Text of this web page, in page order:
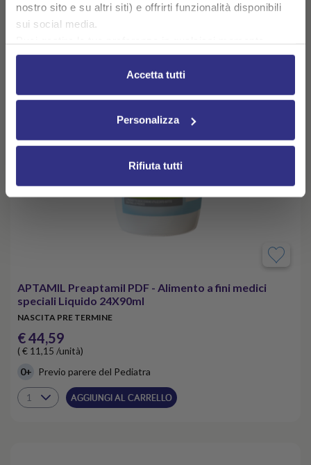
nostro sito e su altri siti) e offrirti funzionalità disponibili
sui social media.
cliccando su Impostazioni dei cookie. Ulteriori
informazioni sono disponibili nellaCookie Policy
nella
Accetta tutti
Personalizza
Rifiuta tutti
APTAMIL Preaptamil PDF - Alimento a fini medici
speciali Liquido 24X90ml
NASCITA PRE TERMINE
€ 44,59
( € 11,15 /unità)
0+ Previo parere del Pediatra
AGGIUNGI AL CARRELLO